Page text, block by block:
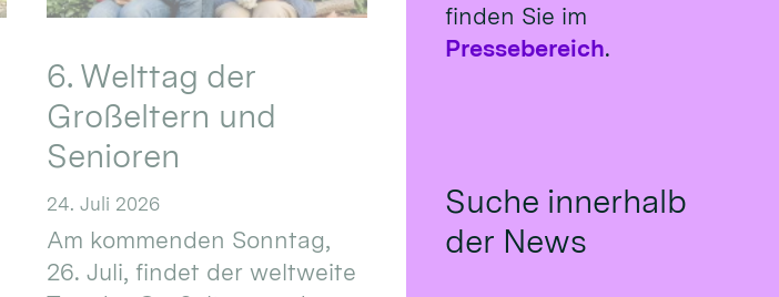
6. Welttag der
Großeltern und
Senioren
24. Juli 2026
Am kommenden Sonntag,
26. Juli, findet der weltweite
finden Sie im
Pressebereich.
Suche innerhalb
der News